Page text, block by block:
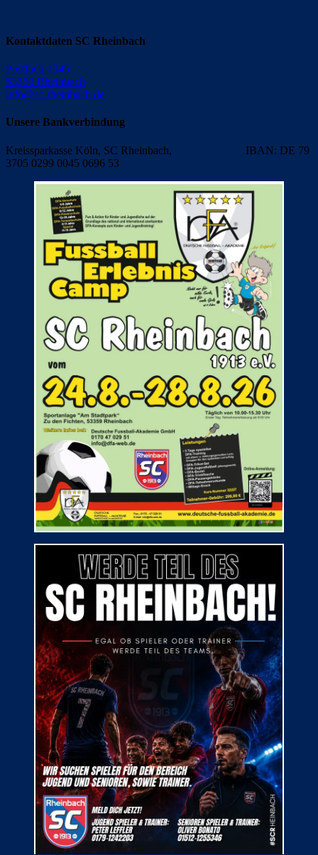
Kontaktdaten SC Rheinbach
Postfach 1345
53350 Rheinbach
info@sc-rheinbach.de
Unsere Bankverbindung
Kreissparkasse Köln, SC Rheinbach, IBAN: DE 79
3705 0299 0045 0696 53